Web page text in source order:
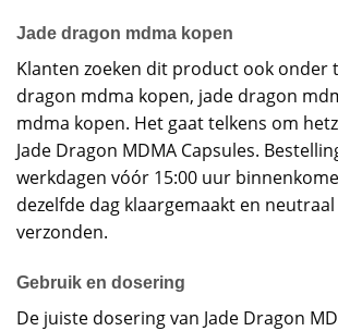
Jade dragon mdma kopen
Klanten zoeken dit product ook onder
dragon mdma kopen, jade dragon
mdma kopen. Het gaat telkens om
Jade Dragon MDMA Capsules.
werkdagen vóór 15:00 uur
dezelfde dag klaargemaakt en
verzonden.
Gebruik en dosering
De juiste dosering van Jade Dragon